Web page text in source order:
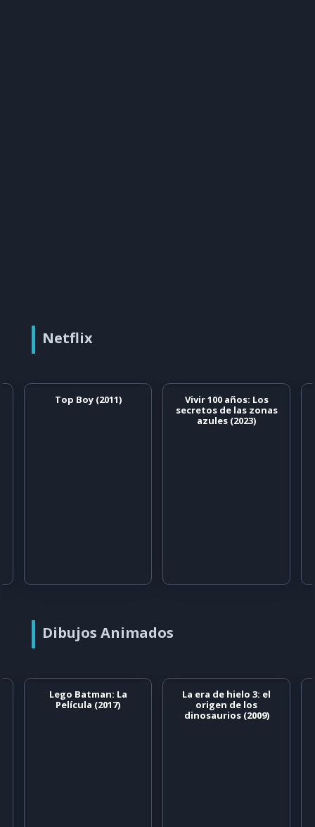
Netflix
Top Boy (2011)
Vivir 100 años: Los
secretos de las zonas
azules (2023)
Dibujos Animados
Lego Batman: La
Película (2017)
La era de hielo 3: el
origen de los
dinosaurios (2009)